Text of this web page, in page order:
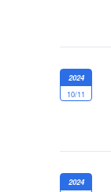
2024
10/11
2024